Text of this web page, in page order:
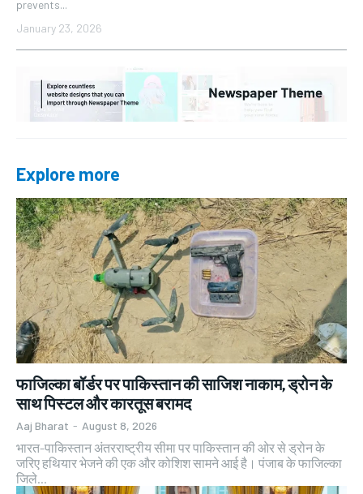
prevents...
January 23, 2026
Explore more
फाजिल्का बॉर्डर पर पाकिस्तान की साजिश नाकाम, ड्रोन के
साथ पिस्टल और कारतूस बरामद
Aaj Bharat - August 8, 2026
भारत-पाकिस्तान अंतरराष्ट्रीय सीमा पर पाकिस्तान की ओर से ड्रोन के
जरिए हथियार भेजने की एक और कोशिश सामने आई है। पंजाब के फाजिल्का
जिले...